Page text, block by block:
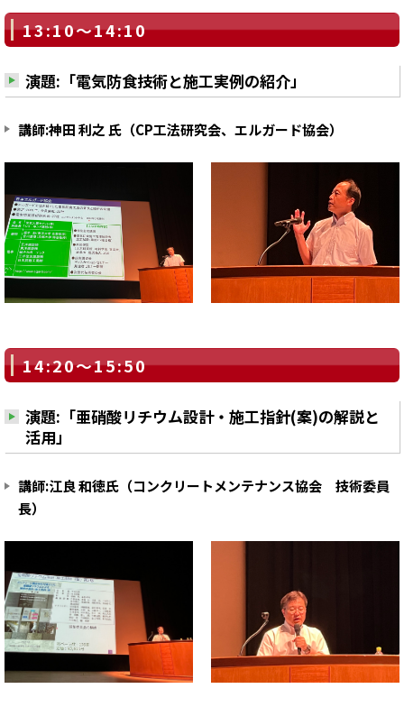
13:10～14:10
演題:「電気防食技術と施工実例の紹介」
講師:神田 利之 氏（CP工法研究会、エルガード協会）
14:20～15:50
演題:「亜硝酸リチウム設計・施工指針(案)の解説と
活用」
講師:江良 和徳氏（コンクリートメンテナンス協会 技術委員
長）